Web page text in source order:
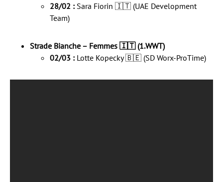
28/02 : Sara Fiorin 🇮🇹 (UAE Development
Team)
Strade Bianche – Femmes 🇮🇹 (1.WWT)
02/03 : Lotte Kopecky 🇧🇪 (SD Worx-ProTime)